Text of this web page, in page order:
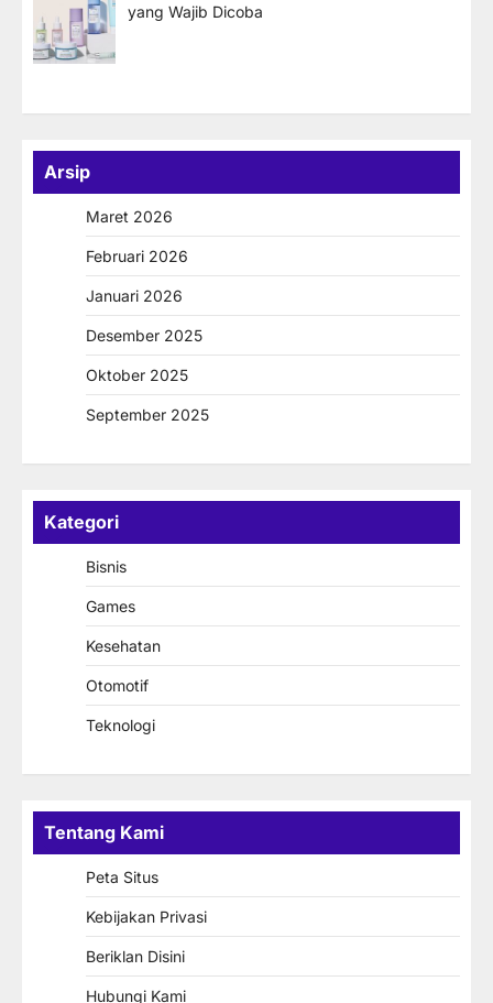
yang Wajib Dicoba
Arsip
Maret 2026
Februari 2026
Januari 2026
Desember 2025
Oktober 2025
September 2025
Kategori
Bisnis
Games
Kesehatan
Otomotif
Teknologi
Tentang Kami
Peta Situs
Kebijakan Privasi
Beriklan Disini
Hubungi Kami